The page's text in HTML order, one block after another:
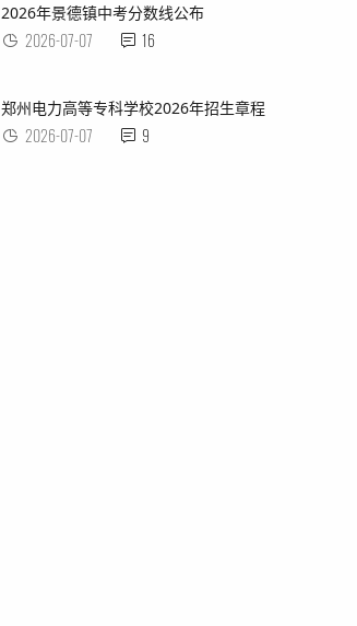
2026年景德镇中考分数线公布
2026-07-07 16
郑州电力高等专科学校2026年招生章程
2026-07-07 9